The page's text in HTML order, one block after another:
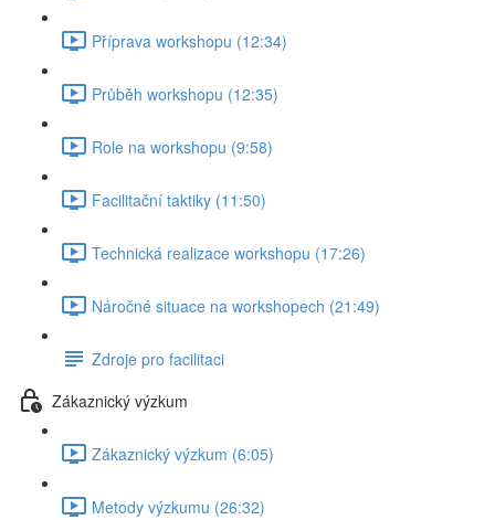
Příprava workshopu (12:34)
Průběh workshopu (12:35)
Role na workshopu (9:58)
Facilitační taktiky (11:50)
Technická realizace workshopu (17:26)
Náročné situace na workshopech (21:49)
Zdroje pro facilitaci
Zákaznický výzkum
Zákaznický výzkum (6:05)
Metody výzkumu (26:32)